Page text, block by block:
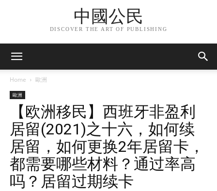
中國公民
DISCOVER THE ART OF PUBLISHING
Home 歐洲
歐洲
【欧洲移民】西班牙非盈利
居留(2021)之十六，如何续
居留，如何更换2年居留卡，
都需要哪些材料？通过率高
吗？居留过期续卡